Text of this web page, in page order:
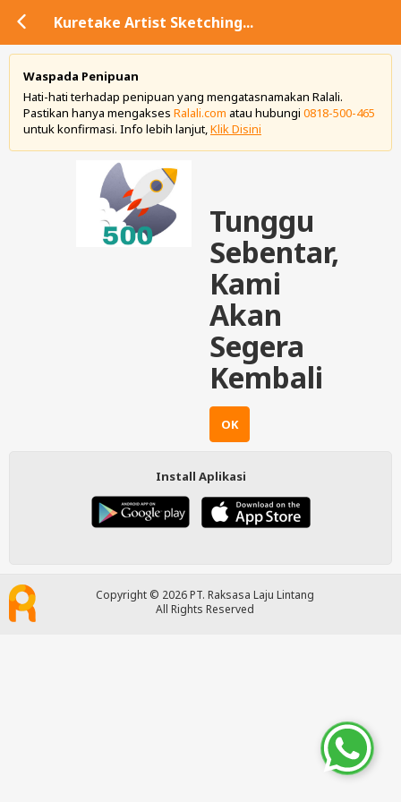
Kuretake Artist Sketching...
Waspada Penipuan
Hati-hati terhadap penipuan yang mengatasnamakan Ralali.
Pastikan hanya mengakses Ralali.com atau hubungi 0818-500-465
untuk konfirmasi. Info lebih lanjut,Klik Disini
Tunggu
Sebentar,
Kami
Akan
Segera
Kembali
OK
Install Aplikasi
Copyright © 2026 PT. Raksasa Laju Lintang
All Rights Reserved